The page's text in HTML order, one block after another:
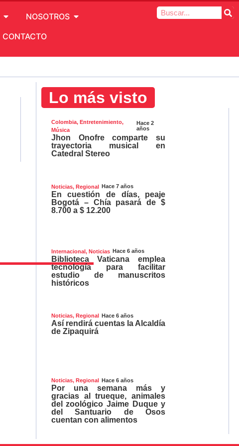
NOSOTROS
CONTACTO
Lo más visto
Colombia, Entretenimiento,
Música
Hace 2
años
Jhon Onofre comparte su
trayectoria musical en
Catedral Stereo
Noticias, Regional Hace 7 años
En cuestión de días, peaje
Bogotá – Chía pasará de $
8.700 a $ 12.200
Internacional, Noticias Hace 6 años
Biblioteca Vaticana emplea
tecnología para facilitar
estudio de manuscritos
históricos
Noticias, Regional Hace 6 años
Así rendirá cuentas la Alcaldía
de Zipaquirá
Noticias, Regional Hace 6 años
Por una semana más y
gracias al trueque, animales
del zoológico Jaime Duque y
del Santuario de Osos
cuentan con alimentos